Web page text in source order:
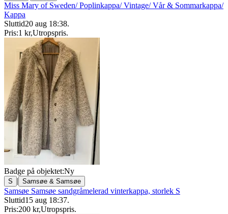
Miss Mary of Sweden/ Poplinkappa/ Vintage/ Vår & Sommarkappa/
Kappa
Sluttid20 aug 18:38.
Pris:1 kr,Utropspris.
Badge på objektet:Ny
S | Samsøe & Samsøe
Samsøe Samsøe sandgråmelerad vinterkappa, storlek S
Sluttid15 aug 18:37.
Pris:200 kr,Utropspris.